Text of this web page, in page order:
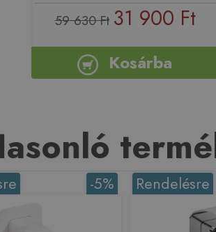
59 630 Ft 31 900 Ft
Kosárba
-5% Rendelésre